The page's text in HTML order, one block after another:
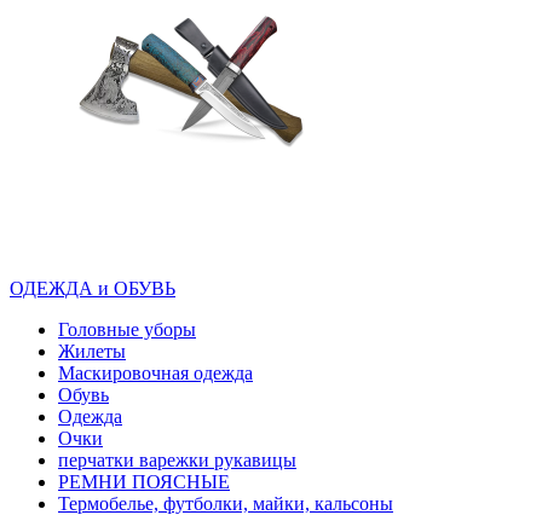
ОДЕЖДА и ОБУВЬ
Головные уборы
Жилеты
Маскировочная одежда
Обувь
Одежда
Очки
перчатки варежки рукавицы
РЕМНИ ПОЯСНЫЕ
Термобелье, футболки, майки, кальсоны